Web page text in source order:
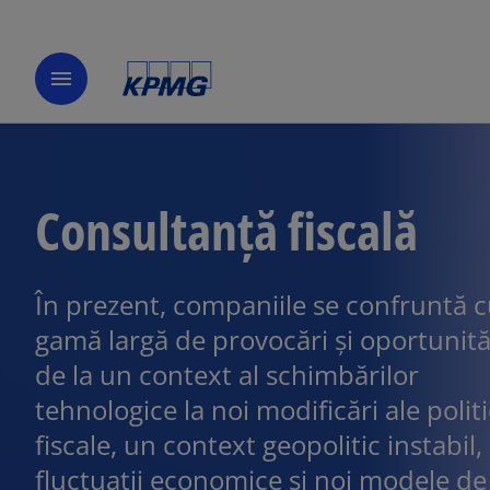
menu
Consultanță fiscală
În prezent, companiile se confruntă
gamă largă de provocări și
de la un context al schimbărilor
tehnologice la noi modificări ale
fiscale, un context geopolitic instabil,
fluctuații economice și noi modele de